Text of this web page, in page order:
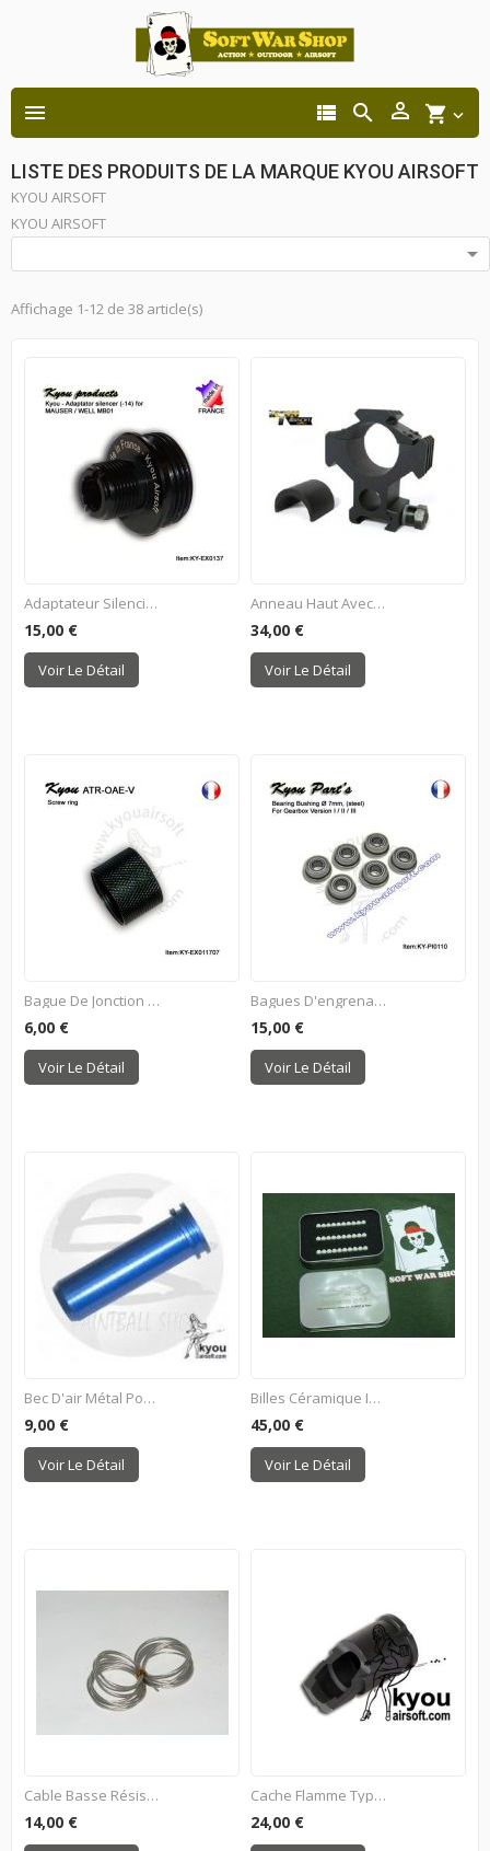
 shopping_cart 



LISTE DES PRODUITS DE LA MARQUE KYOU AIRSOFT
KYOU AIRSOFT
KYOU AIRSOFT

Affichage 1-12 de 38 article(s)
Adaptateur Silencieux 14-...
15,00 €
Voir Le Détail
Anneau Haut Avec Triple...
34,00 €
Voir Le Détail
Bague De Jonction Tube...
6,00 €
Voir Le Détail
Bagues D'engrenages Métal...
15,00 €
Voir Le Détail
Bec D'air Métal Pour G36
9,00 €
Voir Le Détail
Billes Céramique Indéformables
45,00 €
Voir Le Détail
Cable Basse Résistance...
14,00 €
Cache Flamme Type AKM (14mm-)
24,00 €